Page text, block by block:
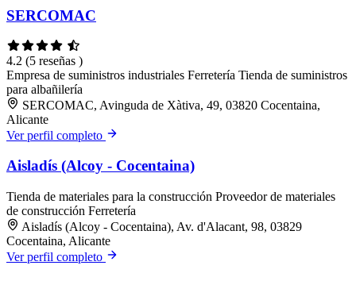
SERCOMAC
4.2 (5 reseñas )
Empresa de suministros industriales Ferretería Tienda de suministros
para albañilería
SERCOMAC, Avinguda de Xàtiva, 49, 03820 Cocentaina,
Alicante
Ver perfil completo
Aisladís (Alcoy - Cocentaina)
Tienda de materiales para la construcción Proveedor de materiales
de construcción Ferretería
Aisladís (Alcoy - Cocentaina), Av. d'Alacant, 98, 03829
Cocentaina, Alicante
Ver perfil completo